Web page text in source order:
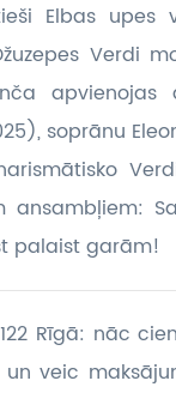
Elbas upes
Verdi
apvienojas
soprānu
palaist garām!
Rīgā: nāc
veic